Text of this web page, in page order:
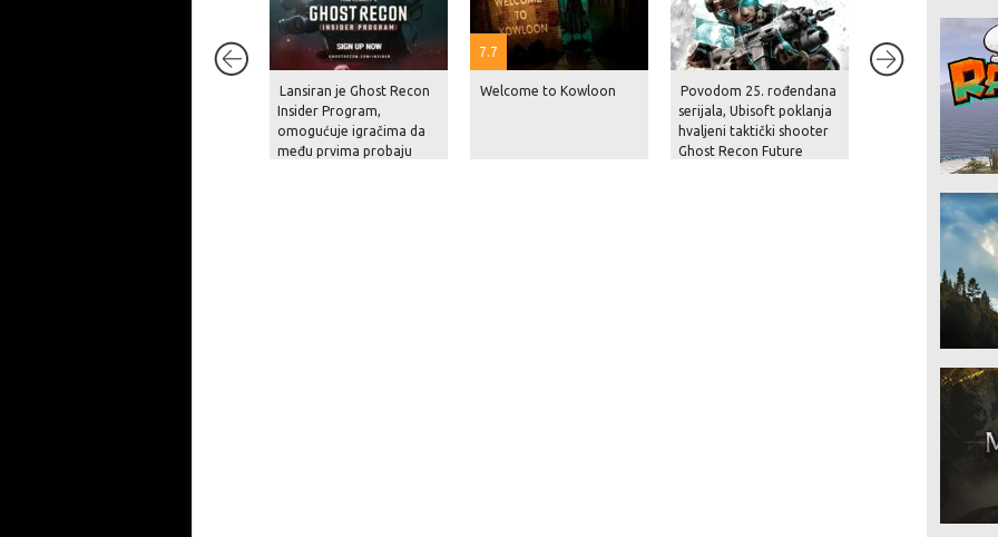
Lansiran je Ghost Recon
Insider Program,
omogućuje igračima da
među prvima probaju
7.7
Welcome to Kowloon
Povodom 25. rođendana
serijala, Ubisoft poklanja
hvaljeni taktički shooter
Ghost Recon Future
Zbogom burzi i
dioničara –
Digital se vraća u